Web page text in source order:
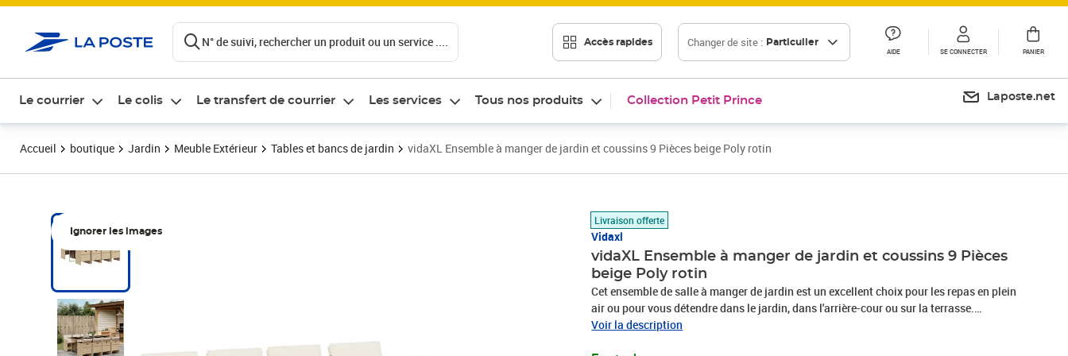
N° de suivi, rechercher un produit ou un service .... Accès rapides Changer de site : Particulier
AIDE SE CONNECTER PANIER
Le courrier Le colis Le transfert de courrier Les services Tous nos produits Collection Petit Prince Laposte.net
Accueil boutique Jardin Meuble Extérieur Tables et bancs de jardin vidaXL Ensemble à manger de jardin et coussins 9 Pièces beige Poly rotin
Ignorer les images
Livraison offerte
Vidaxl
vidaXL Ensemble à manger de jardin et coussins 9 Pièces
beige Poly rotin
Cet ensemble de salle à manger de jardin est un excellent choix pour les repas en plein
air ou pour vous détendre dans le jardin, dans l'arrière-cour ou sur la terrasse.
Matériau durable : la résine tressée, également connue sous le nom de poly rotin, est
Voir la description
Prix 613,89€